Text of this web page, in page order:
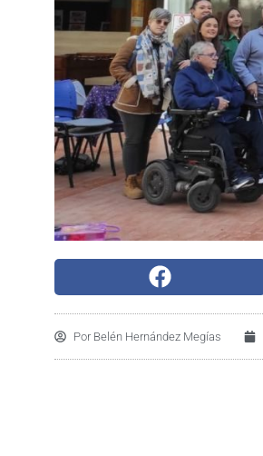
Por Belén Hernández Megías